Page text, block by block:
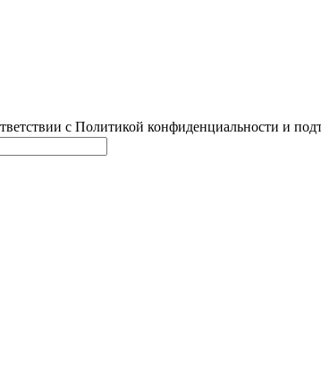
с Политикой конфиденциальности и